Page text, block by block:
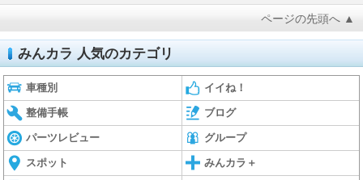
ページの先頭へ ▲
みんカラ 人気のカテゴリ
車種別 イイね！
整備手帳 ブログ
パーツレビュー グループ
スポット みんカラ＋